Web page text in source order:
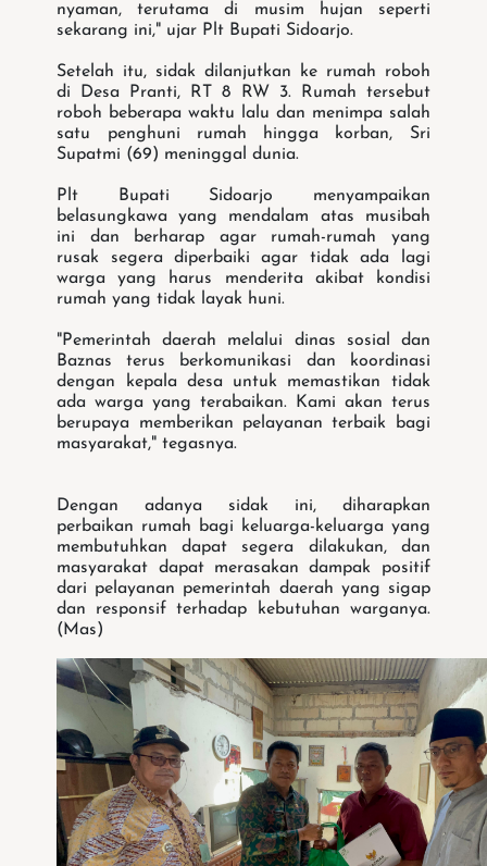
nyaman, terutama di musim hujan seperti
sekarang ini," ujar Plt Bupati Sidoarjo.
Setelah itu, sidak dilanjutkan ke rumah roboh
di Desa Pranti, RT 8 RW 3. Rumah tersebut
roboh beberapa waktu lalu dan menimpa salah
satu penghuni rumah hingga korban, Sri
Supatmi (69) meninggal dunia.
Plt Bupati Sidoarjo menyampaikan
belasungkawa yang mendalam atas musibah
ini dan berharap agar rumah-rumah yang
rusak segera diperbaiki agar tidak ada lagi
warga yang harus menderita akibat kondisi
rumah yang tidak layak huni.
"Pemerintah daerah melalui dinas sosial dan
Baznas terus berkomunikasi dan koordinasi
dengan kepala desa untuk memastikan tidak
ada warga yang terabaikan. Kami akan terus
berupaya memberikan pelayanan terbaik bagi
masyarakat," tegasnya.
Dengan adanya sidak ini, diharapkan
perbaikan rumah bagi keluarga-keluarga yang
membutuhkan dapat segera dilakukan, dan
masyarakat dapat merasakan dampak positif
dari pelayanan pemerintah daerah yang sigap
dan responsif terhadap kebutuhan warganya.
(Mas)